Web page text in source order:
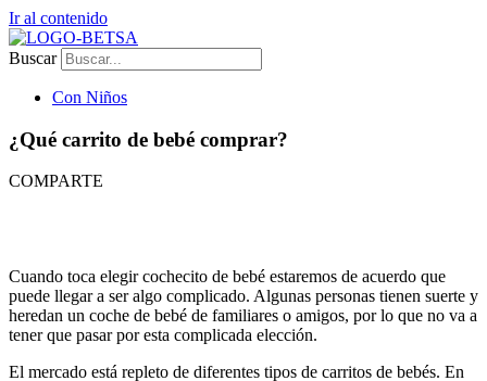
Ir al contenido
Buscar
Con Niños
¿Qué carrito de bebé comprar?
COMPARTE
Cuando toca elegir cochecito de bebé estaremos de acuerdo que
puede llegar a ser algo complicado. Algunas personas tienen suerte y
heredan un coche de bebé de familiares o amigos, por lo que no va a
tener que pasar por esta complicada elección.
El mercado está repleto de diferentes tipos de carritos de bebés. En